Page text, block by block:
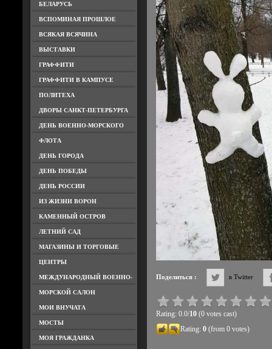
БЕЛАРУСЬ
ВСПОМИНАЯ ПРОШЛОЕ
ВСЯКАЯ ВСЯЧИНА
ВЫСТАВКИ
ГРАФФИТИ
ГРАФФИТИ В КАМПУСЕ
ПОЛИТЕХА
ДВОРЫ САНКТ-ПЕТЕРБУРГА
ДЕНЬ ВОЕННО-МОРСКОГО
ФЛОТА
ДЕНЬ ГОРОДА
ДЕНЬ ПОБЕДЫ
ДЕНЬ РОССИИ
ИЗ ЖИЗНИ ВОРОН
КАМЕННЫЙ ОСТРОВ
ЛЕТНИЙ САД
МАГАЗИНЫ И ТОРГОВЫЕ
ЦЕНТРЫ
МЕЖДУНАРОДНЫЙ ВОЕННО-
МОРСКОЙ САЛОН
МОИ ВНУЧАТА
МОСТЫ
МОЯ ГРАЖДАНКА
Поделиться : в Twitter
Rating: 0.0/10(0 votes cast)
Rating: 0(from 0 votes)